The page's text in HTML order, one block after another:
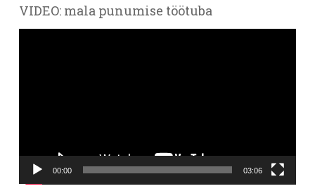
VIDEO: mala punumise töötuba
00:00 03:06